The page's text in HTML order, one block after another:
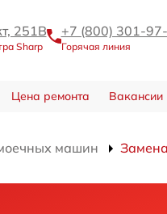
251В
Sharp
+7 (800) 301-
Горячая линия
Цена ремонта Вакансии
машин